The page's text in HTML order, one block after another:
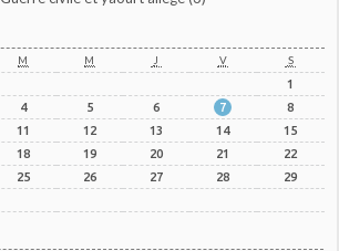
M M J V S
1
4 5 6 7
8
11 12 13 14
15
18 19 20 21
22
25 26 27 28
29